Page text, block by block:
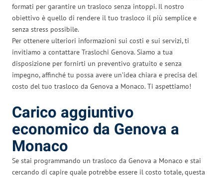
formati per garantire un trasloco senza intoppi. Il nostro
obiettivo è quello di rendere il tuo trasloco il più semplice e
senza stress possibile.
Per ottenere ulteriori informazioni sui costi e sui servizi, ti
invitiamo a contattare Traslochi Genova. Siamo a tua
disposizione per fornirti un preventivo gratuito e senza
impegno, affinché tu possa avere un’idea chiara e precisa del
costo del tuo trasloco da Genova a Monaco. Ti aspettiamo!
Carico aggiuntivo
economico da Genova a
Monaco
Se stai programmando un trasloco da Genova a Monaco e stai
cercando di capire quale potrebbe essere il costo totale, questa